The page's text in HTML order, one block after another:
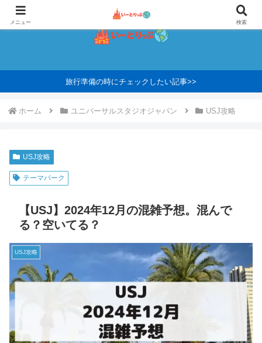
旅行準備の時にチェックしたい記事>>
ホーム ユニバーサルスタジオジャパン USJ攻略
USJ攻略
テーマパーク
【USJ】2024年12月の混雑予想。混んで
る？空いてる？
USJ攻略
メニュー 検索